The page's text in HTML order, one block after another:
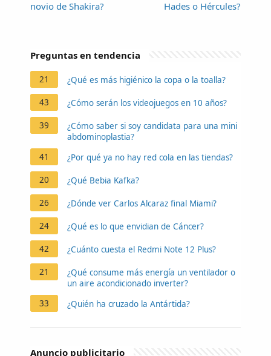
novio de Shakira?
Hades o Hércules?
Preguntas en tendencia
21 ¿Qué es más higiénico la copa o la toalla?
43 ¿Cómo serán los videojuegos en 10 años?
39
¿Cómo saber si soy candidata para una mini
abdominoplastia?
41
¿Por qué ya no hay red cola en las tiendas?
20 ¿Qué Bebia Kafka?
26 ¿Dónde ver Carlos Alcaraz final Miami?
24 ¿Qué es lo que envidian de Cáncer?
42 ¿Cuánto cuesta el Redmi Note 12 Plus?
21
¿Qué consume más energía un ventilador o
un aire acondicionado inverter?
33
¿Quién ha cruzado la Antártida?
Anuncio publicitario